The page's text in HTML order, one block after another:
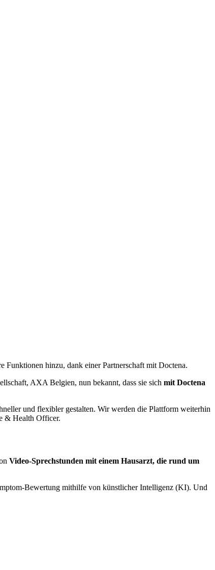
hinzu, dank einer Partnerschaft mit Doctena.
AXA Belgien, nun bekannt, dass sie sich mit Doctena
und flexibler gestalten. Wir werden die Plattform weiterhin
& Health Officer.
Video-Sprechstunden mit einem Hausarzt, die rund um
Bewertung mithilfe von künstlicher Intelligenz (KI). Und